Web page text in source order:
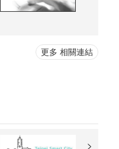
更多 相關連結